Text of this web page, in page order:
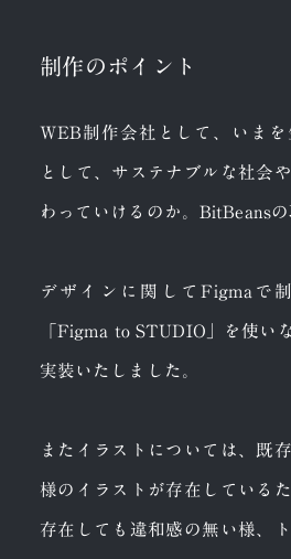
制作のポイント
WEB制作会社として、いま
として、サステナブルな社会
わっていけるのか。BitBeansの
デザインに関してFigmaで
「Figma to STUDIO」を使い
実装いたしました。
またイラストについては、既
様のイラストが存在している
存在しても違和感の無い様、